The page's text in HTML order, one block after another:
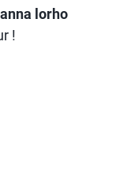
lorho
!